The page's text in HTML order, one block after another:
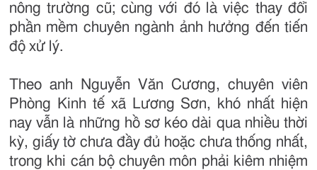
nông trường cũ; cùng với đó là việc thay đổi
phần mềm chuyên ngành ảnh hưởng đến tiến
độ xử lý.
Theo anh Nguyễn Văn Cương, chuyên viên
Phòng Kinh tế xã Lương Sơn, khó nhất hiện
nay vẫn là những hồ sơ kéo dài qua nhiều thời
kỳ, giấy tờ chưa đầy đủ hoặc chưa thống nhất,
trong khi cán bộ chuyên môn phải kiêm nhiệm